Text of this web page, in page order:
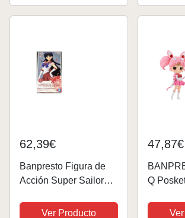
cm Multicolor,
62,39€
Banpresto Figura de
Acción Super Sailor
Moon Eternal -
Ver Producto
47,87€
Q
Pretty